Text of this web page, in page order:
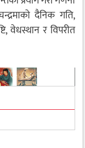
दैनिक गति,
वेधस्थान र विपरीत